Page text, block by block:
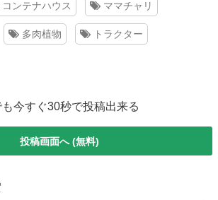
コンテナハウス ママチャリ
多肉植物 トラクター
今すぐ30秒で投稿出来る
投稿画面へ (無料)